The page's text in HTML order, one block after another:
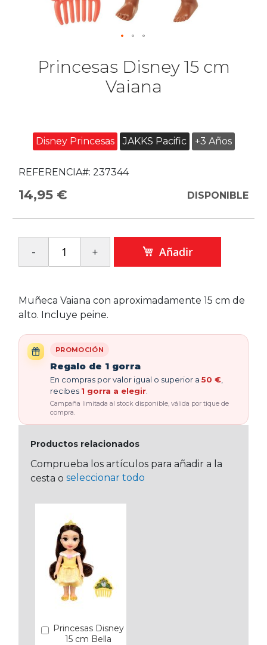
Princesas Disney 15 cm
Vaiana
Disney Princesas JAKKS Pacific +3 Años
REFERENCIA#: 237344
14,95 € DISPONIBLE
Añadir
Muñeca Vaiana con aproximadamente 15 cm de
alto. Incluye peine.
PROMOCIÓN
Regalo de 1 gorra
En compras por valor igual o superior a 50 €
recibes 1 gorra a elegir
Campaña limitada al stock disponible, válida por tique de
compra.
Productos relacionados
Comprueba los artículos para añadir a la
cesta o seleccionar todo
Princesas Disney
15 cm Bella
Añadir